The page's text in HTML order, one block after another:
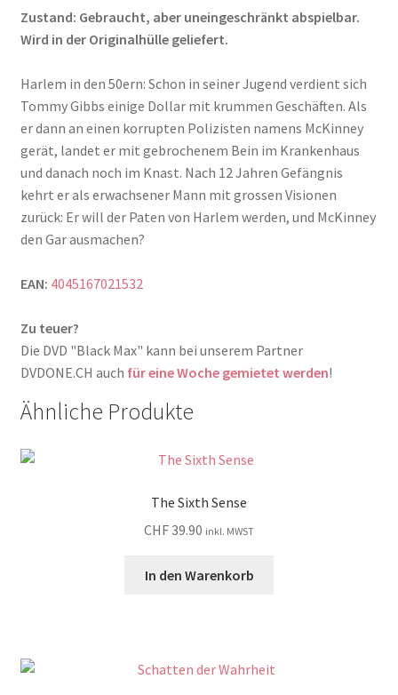
Zustand: Gebraucht, aber uneingeschränkt abspielbar.
Wird in der Originalhülle geliefert.
Harlem in den 50ern: Schon in seiner Jugend verdient sich
Tommy Gibbs einige Dollar mit krummen Geschäften. Als
er dann an einen korrupten Polizisten namens McKinney
gerät, landet er mit gebrochenem Bein im Krankenhaus
und danach noch im Knast. Nach 12 Jahren Gefängnis
kehrt er als erwachsener Mann mit grossen Visionen
zurück: Er will der Paten von Harlem werden, und McKinney
den Gar ausmachen?
EAN: 4045167021532
Zu teuer?
Die DVD "Black Max" kann bei unserem Partner
DVDONE.CH auch für eine Woche gemietet werden!
Ähnliche Produkte
The Sixth Sense
CHF39.90 inkl. MWST
In den Warenkorb